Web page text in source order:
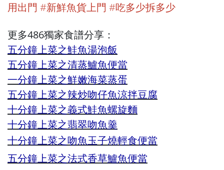
用出門 #新鮮魚貨上門 #吃多少拆多少
更多486獨家食譜分享：
五分鐘上菜之鮭魚湯泡飯
五分鐘上菜之清蒸鱸魚便當
一分鐘上菜之鮮嫩海菜蒸蛋
五分鐘上菜之辣炒吻仔魚涼拌豆腐
十分鐘上菜之義式鮭魚螺旋麵
十分鐘上菜之翡翠吻魚羹
十分鐘上菜之吻魚玉子燒輕食便當
五分鐘上菜之法式香草鱸魚便當